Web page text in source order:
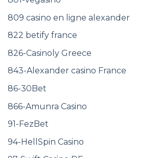
809 casino en ligne alexander
822 betify france
826-Casinoly Greece
843-Alexander casino France
86-30Bet
866-Amunra Casino
91-FezBet
94-HellSpin Casino